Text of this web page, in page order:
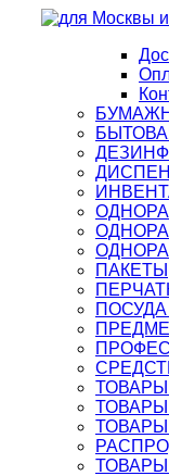
ПАКЕТЫ
ТОВАРЫ
ТОВАРЫ